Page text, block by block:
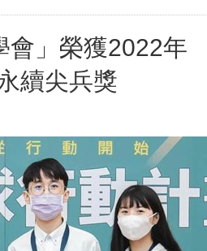
會」榮獲2022年
續尖兵獎